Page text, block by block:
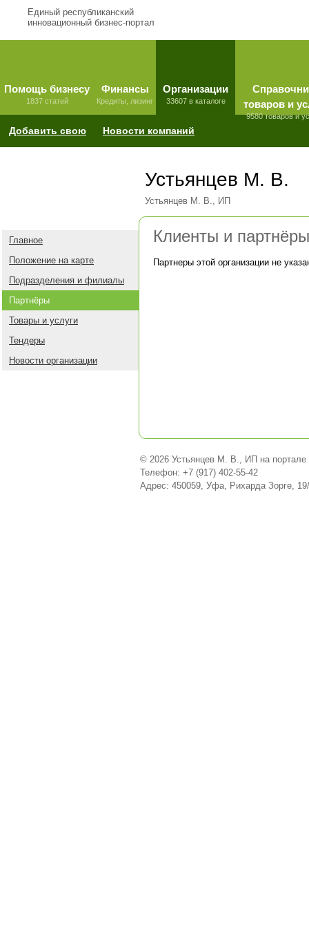
Единый республиканский
инновационный бизнес-портал
Помощь бизнесу
1837 статей
Финансы
Кредиты, лизинг
Организации
33607 в каталоге
товаров и
9580 товаров и
Добавить свою Новости компаний
Устьянцев М. В.
Устьянцев М. В., ИП
Главное
Положение на карте
Подразделения и филиалы
Партнёры
Товары и услуги
Тендеры
Новости организации
Клиенты и партнёры
Партнеры этой организации не
© 2026 Устьянцев М. В., ИП на портале
Телефон: +7 (917) 402-55-42
Адрес: 450059, Уфа, Рихарда Зорге,